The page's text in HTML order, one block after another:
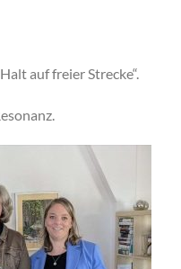
auf freier Strecke“.